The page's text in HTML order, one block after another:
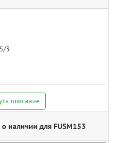
3
описание
наличии для FUSM153